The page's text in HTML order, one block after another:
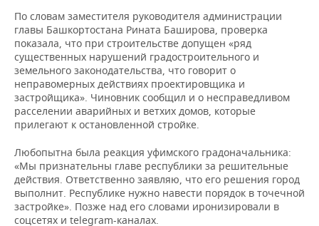
По словам заместителя руководителя администрации
главы Башкортостана Рината Баширова, проверка
показала, что при строительстве допущен «ряд
существенных нарушений градостроительного и
земельного законодательства, что говорит о
неправомерных действиях проектировщика и
застройщика». Чиновник сообщил и о несправедливом
расселении аварийных и ветхих домов, которые
прилегают к остановленной стройке.
Любопытна была реакция уфимского градоначальника:
«Мы признательны главе республики за решительные
действия. Ответственно заявляю, что его решения город
выполнит. Республике нужно навести порядок в точечной
застройке». Позже над его словами иронизировали в
соцсетях и telegram-каналах.